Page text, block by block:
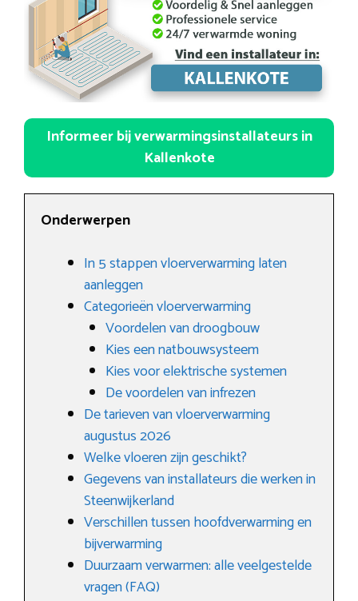
Informeer bij verwarmingsinstallateurs in
Kallenkote
Onderwerpen
In 5 stappen vloerverwarming laten
aanleggen
Categorieën vloerverwarming
Voordelen van droogbouw
Kies een natbouwsysteem
Kies voor elektrische systemen
De voordelen van infrezen
De tarieven van vloerverwarming
augustus 2026
Welke vloeren zijn geschikt?
Gegevens van installateurs die werken in
Steenwijkerland
Verschillen tussen hoofdverwarming en
bijverwarming
Duurzaam verwarmen: alle veelgestelde
vragen (FAQ)